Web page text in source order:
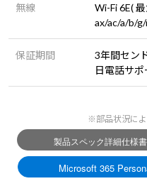
無線
Wi-Fi 6E(
ax/ac/a/b/
保証期間
3年間セン
日電話サポ
※部品状況に